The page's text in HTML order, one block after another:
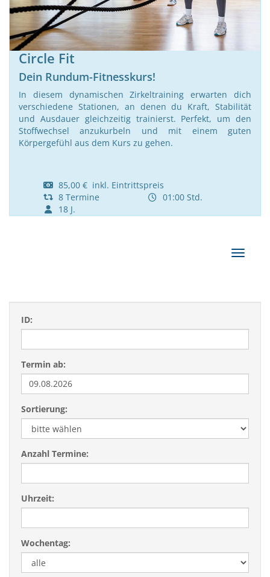
Circle Fit
Dein Rundum-Fitnesskurs!
In diesem dynamischen Zirkeltraining erwarten dich
verschiedene Stationen, an denen du Kraft, Stabilität
und Ausdauer gleichzeitig trainierst. Perfekt, um den
Stoffwechsel anzukurbeln und mit einem guten
Körpergefühl aus dem Kurs zu gehen.
85,00 € inkl. Eintrittspreis
8 Termine
01:00 Std.
18 J.
ID:
Termin ab:
Sortierung:
Anzahl Termine:
Uhrzeit:
Wochentag: